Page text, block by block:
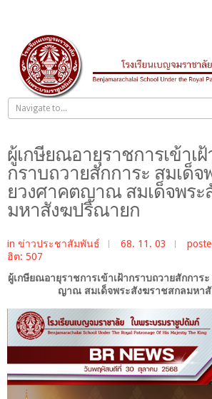
ผู้เกษียณอายุราชการเข้าเฝ้
กราบถวายสักการะ สมเด็จ
ยวงศาคตญาณ สมเด็จพระ
มหาสังฆปริณายก
in ข่าวประชาสัมพันธ์ 68. 11. 03
ฮิต: 507
ผู้เกษียณอายุราชการเข้าเฝ้ากราบถวายสักการ
ญาณ สมเด็จพระสังฆราชสกลมหา